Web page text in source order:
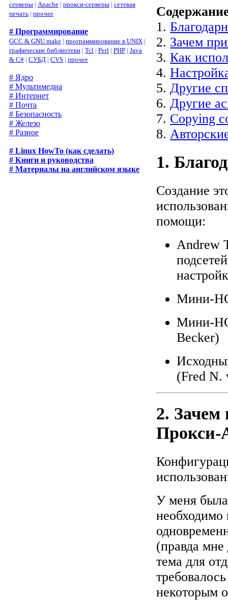
серверы | Apache | прокси-серверы | сетевая
печать | прочее
# Программирование
GCC & GNU make | программирование в UNIX |
графические библиотеки | Tcl | Perl | PHP | Java
& C# | СУБД | CVS | прочее
# Ядро
# Мультимедиа
# Интернет
# Почта
# Безопасность
# Железо
# Разное
# Linux HowTo (как сделать)
# Книги и руководства
# Материалы на английском языке
1.
2. Зачем
3.Как
4.
5.Другие
6.Другие
7. Copying
8.
1.
Создание
помощи:
Andrew
Мини-
Мини-
Becker)
(Fred N.
2. Зачем
Прокси-
У меня
(правда мне
тема для
некоторым